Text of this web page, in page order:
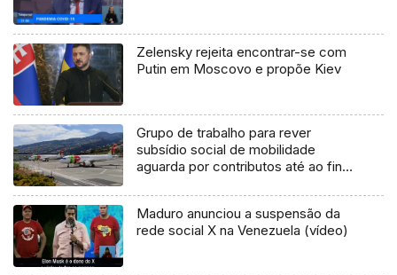
Zelensky rejeita encontrar-se com
Putin em Moscovo e propõe Kiev
Grupo de trabalho para rever
subsídio social de mobilidade
aguarda por contributos até ao final
Maduro anunciou a suspensão da
rede social X na Venezuela (vídeo)